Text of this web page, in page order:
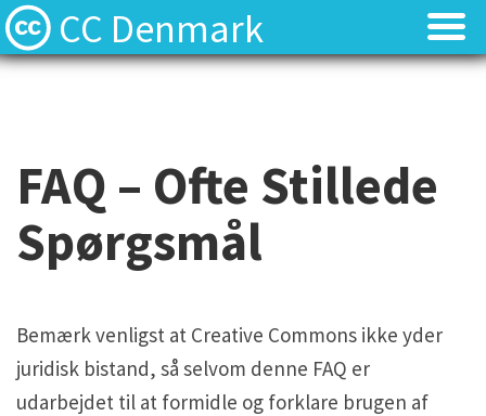
CC Denmark
FAQ
Kontakt
Download
Materialer
FAQ
Kontakt
Download
Materialer
FAQ – Ofte Stillede
Spørgsmål
Bemærk venligst at Creative Commons ikke yder
juridisk bistand, så selvom denne FAQ er
udarbejdet til at formidle og forklare brugen af